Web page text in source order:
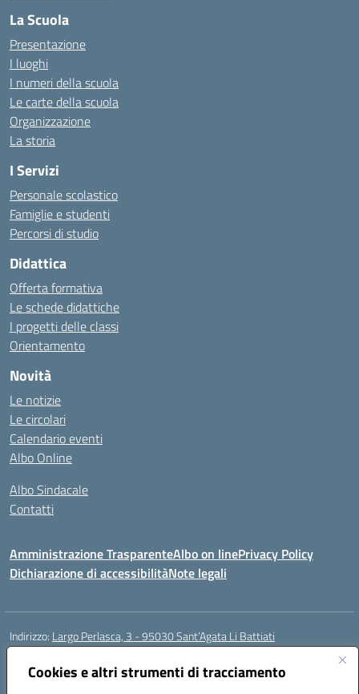
Cookies e altri strumenti di tracciamento
La Scuola
Presentazione
I luoghi
I numeri della scuola
Le carte della scuola
Organizzazione
La storia
I Servizi
Personale scolastico
Famiglie e studenti
Percorsi di studio
Didattica
Offerta formativa
Le schede didattiche
I progetti delle classi
Orientamento
Novità
Le notizie
Le circolari
Calendario eventi
Albo Online
Albo Sindacale
Contatti
Amministrazione TrasparenteAlbo on linePrivacy Policy
Dichiarazione di accessibilitàNote legali
Indirizzo: Largo Perlasca, 3 - 95030 Sant’Agata Li Battiati
Centralino:
ctic8bl002@istruzione.it
Posta elettronica certificata (PEC):ctic8bl002@pec.istruzione.it